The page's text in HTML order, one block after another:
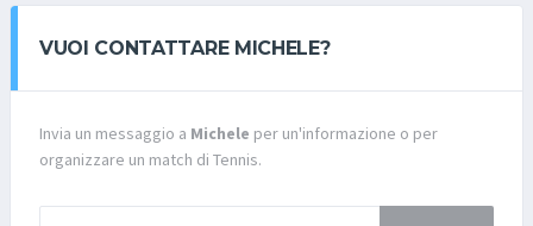
VUOI CONTATTARE MICHELE?
Invia un messaggio a Michele per un'informazione o per
organizzare un match di Tennis.